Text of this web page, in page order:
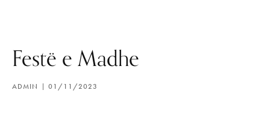
Festë e Madhe
ADMIN 01/11/2023